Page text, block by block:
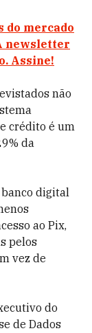
do mercado
newsletter
Assine!
não
crédito é um
da
digital
ao Pix,
pelos
vez de
do
de Dados